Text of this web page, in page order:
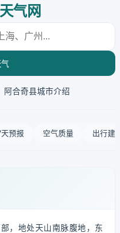
气网
阿合奇县城市介绍
预报 空气质量 出行建
，地处天山南脉腹地，东